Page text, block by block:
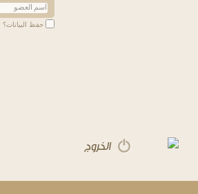
حفظ البيانات؟